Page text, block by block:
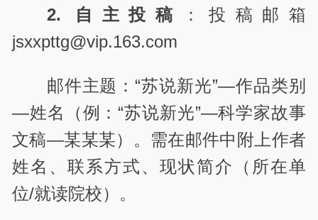
2. 自主投稿
：投稿邮箱
jsxxpttg@vip.163.com
邮件主题：“苏说新光”—作品类别
—姓名（例：“苏说新光”—科学家故事
文稿—某某某）。需在邮件中附上作者
姓名、联系方式、现状简介（所在单
位/就读院校）。